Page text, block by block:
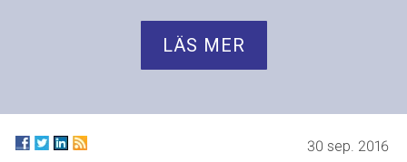
LÄS MER
30 sep. 2016